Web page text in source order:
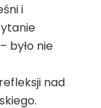
i
było nie
nad